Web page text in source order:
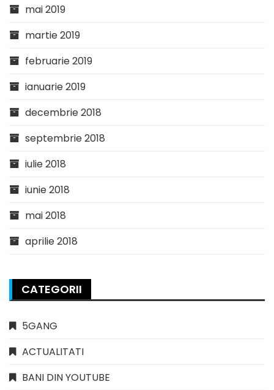
mai 2019
martie 2019
februarie 2019
ianuarie 2019
decembrie 2018
septembrie 2018
iulie 2018
iunie 2018
mai 2018
aprilie 2018
CATEGORII
5GANG
ACTUALITATI
BANI DIN YOUTUBE